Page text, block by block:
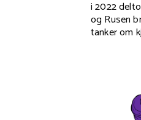
i 2022
og Rusen
tanker om